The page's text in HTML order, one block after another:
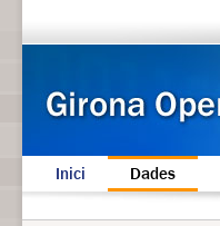
Inici Dades